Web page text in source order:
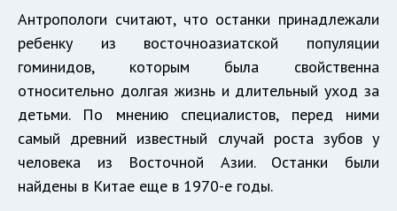
Антропологи считают, что останки принадлежали
ребенку из восточноазиатской популяции
гоминидов, которым была свойственна
относительно долгая жизнь и длительный уход за
детьми. По мнению специалистов, перед ними
самый древний известный случай роста зубов у
человека из Восточной Азии. Останки были
найдены в Китае еще в 1970-е годы.